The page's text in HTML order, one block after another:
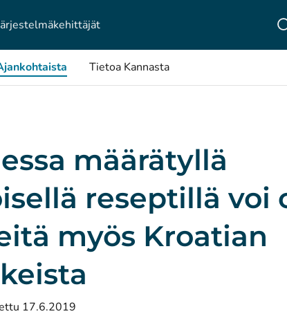
Tietoa Kannasta
määrätyllä
reseptillä voi
myös Kroatian
17.6.2019